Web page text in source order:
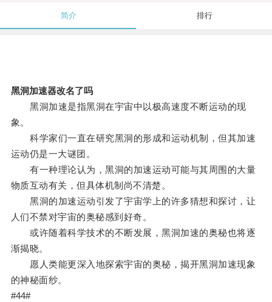
简介 排行
黑洞加速器改名了吗
黑洞加速是指黑洞在宇宙中以极高速度不断运动的现
象。
科学家们一直在研究黑洞的形成和运动机制，但其加速
运动仍是一大谜团。
有一种理论认为，黑洞的加速运动可能与其周围的大量
物质互动有关，但具体机制尚不清楚。
黑洞的加速运动引发了宇宙学上的许多猜想和探讨，让
人们不禁对宇宙的奥秘感到好奇。
或许随着科学技术的不断发展，黑洞加速的奥秘也将逐
渐揭晓。
愿人类能更深入地探索宇宙的奥秘，揭开黑洞加速现象
的神秘面纱。
#44#